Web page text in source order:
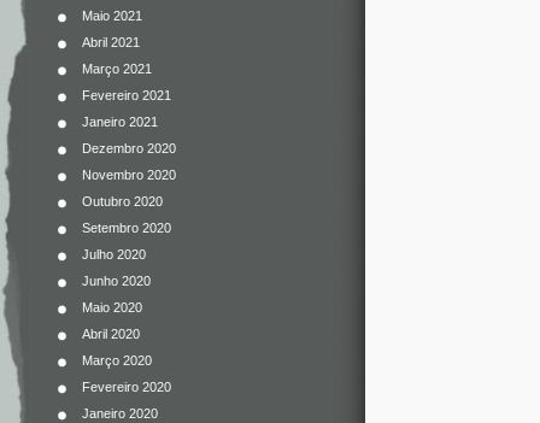
Maio 2021
Abril 2021
Março 2021
Fevereiro 2021
Janeiro 2021
Dezembro 2020
Novembro 2020
Outubro 2020
Setembro 2020
Julho 2020
Junho 2020
Maio 2020
Abril 2020
Março 2020
Fevereiro 2020
Janeiro 2020